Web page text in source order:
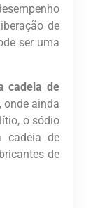
de
ser uma
cadeia de
onde ainda
o sódio
cadeia de
de